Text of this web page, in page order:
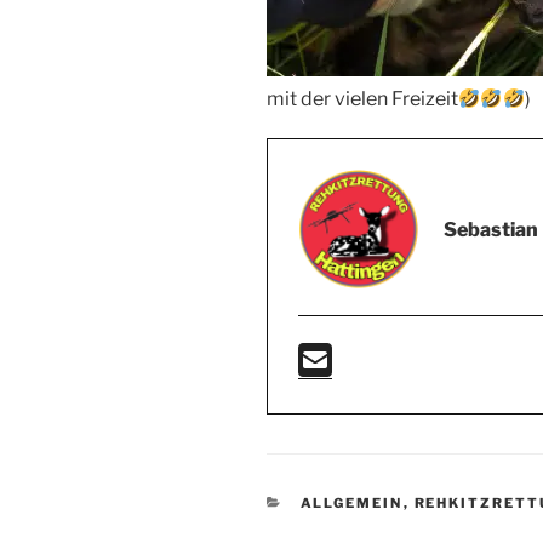
mit der vielen Freizeit )
Sebastian
KATEGORIEN
ALLGEMEIN ,